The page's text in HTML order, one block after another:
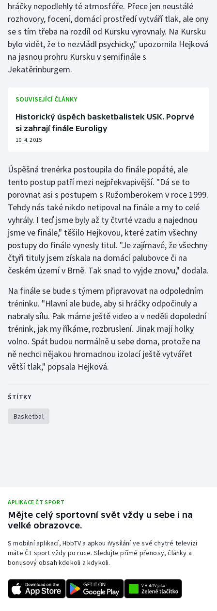
Parasport
Plavání
Plážový volejbal
Rychlobruslení
Rychlostní kanoistika
Sportovní střelba
Stolní tenis
Triatlon
Veslování
Vodní slalom
Volejbal
Ostatní
hráčky nepodlehly té atmosféře. Přece jen neustálé
rozhovory, focení, domácí prostředí vytváří tlak, ale ony
se s tím třeba na rozdíl od Kursku vyrovnaly. Na Kursku
bylo vidět, že to nezvládl psychicky," upozornila Hejková
na jasnou prohru Kursku v semifinále s
Jekatěrinburgem.
SOUVISEJÍCÍ ČLÁNKY
Historický úspěch basketbalistek USK. Poprvé
si zahrají finále Euroligy
10. 4. 2015
Úspěšná trenérka postoupila do finále popáté, ale
tento postup patří mezi nejpřekvapivější. "Dá se to
porovnat asi s postupem s Ružomberokem v roce 1999.
Tehdy nás také nikdo netipoval na finále a my to celé
vyhrály. I teď jsme byly až ty čtvrté vzadu a najednou
jsme ve finále," těšilo Hejkovou, které zatím všechny
postupy do finále vynesly titul. "Je zajímavé, že všechny
čtyři tituly jsem získala na domácí palubovce či na
českém území v Brně. Tak snad to vyjde znovu," dodala.
Na finále se bude s týmem připravovat na odpoledním
tréninku. "Hlavní ale bude, aby si hráčky odpočinuly a
nabraly sílu. Pak máme ještě video a v neděli dopolední
trénink, jak my říkáme, rozbruslení. Jinak mají holky
volno. Spát budou normálně u sebe doma, protože na
ně nechci nějakou hromadnou izolací ještě vytvářet
větší tlak," popsala Hejková.
ŠTÍTKY
Basketbal
APLIKACE ČT SPORT
Mějte celý sportovní svět vždy u sebe i na
velké obrazovce.
S mobilní aplikací, HbbTV a apkou iVysílání ve své chytré televizi
máte ČT sport vždy po ruce. Sledujte přímé přenosy, články a
bonusový obsah kdekoli a kdykoli.